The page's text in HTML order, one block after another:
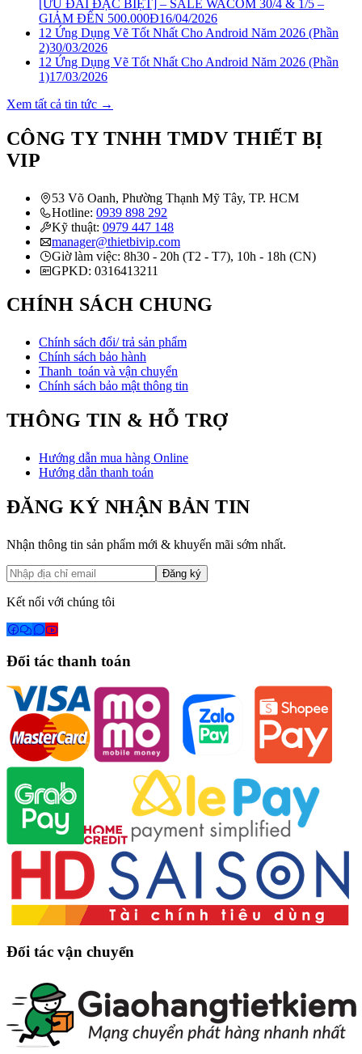
[ƯU ĐÃI ĐẶC BIỆT] – SALE WACOM 30/4 & 1/5 –
GIẢM ĐẾN 500.000Đ16/04/2026
12 Ứng Dụng Vẽ Tốt Nhất Cho Android Năm 2026 (Phần
2)30/03/2026
12 Ứng Dụng Vẽ Tốt Nhất Cho Android Năm 2026 (Phần
1)17/03/2026
Xem tất cả tin tức →
CÔNG TY TNHH TMDV THIẾT BỊ
VIP
53 Võ Oanh, Phường Thạnh Mỹ Tây, TP. HCM
0939 898 292
Kỹ thuật:
0979 447 148
manager@thietbivip.com
Giờ làm việc: 8h30 - 20h (T2 - T7), 10h - 18h (CN)
GPKD: 0316413211
CHÍNH SÁCH CHUNG
Chính sách đổi/ trả sản phẩm
Chính sách bảo hành
Chính sách bảo mật thông tin
THÔNG TIN & HỖ TRỢ
Hướng dẫn mua hàng Online
Hướng dẫn thanh toán
ĐĂNG KÝ NHẬN BẢN TIN
Nhận thông tin sản phẩm mới & khuyến mãi sớm nhất.
Đăng ký
Kết nối với chúng tôi